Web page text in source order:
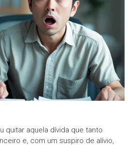
quitar aquela dívida que tanto
e, com um suspiro de alívio,